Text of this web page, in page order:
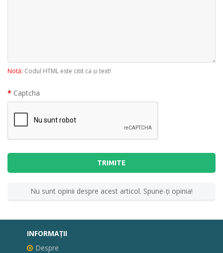
Notă: Codul HTML este citit ca şi text!
Captcha
TRIMITE
Nu sunt opinii despre acest articol. Spune-ţi opinia!
INFORMAŢII
Despre